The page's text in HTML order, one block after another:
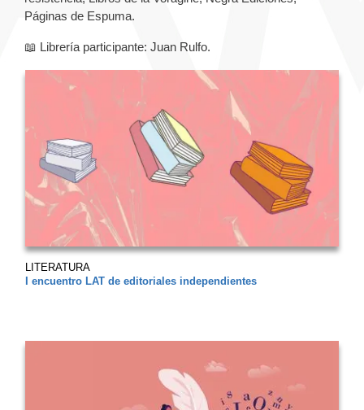
Páginas de Espuma.
📖 Librería participante: Juan Rulfo.
LITERATURA
I encuentro LAT de editoriales independientes